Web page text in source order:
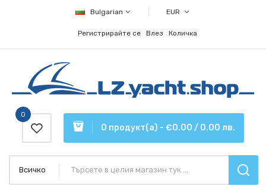
Bulgarian EUR
Регистрирайте се Влез Количка
0 продукт(а) - €0.00 / 0.00 лв.
0
Всичко